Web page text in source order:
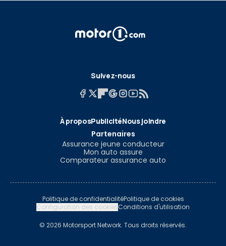
Suivez-nous
À proposPublicitéNous joindre
Partenaires
Assurance jeune conducteur
Mon auto assure
Comparateur assurance auto
Politique de confidentialitéPolitique de cookies
Configuration des cookiesConditions d'utilisation
© 2026 Motorsport Network. Tous droits réservés.